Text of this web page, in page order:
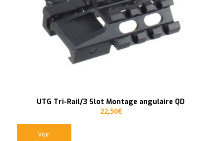
UTG Tri-Rail/3 Slot Montage angulaire QD
22,50€
Voir